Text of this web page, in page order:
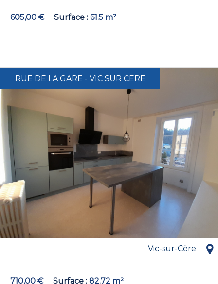
605,00 € Surface 61.5 m²
RUE DE LA GARE - VIC SUR CERE
Vic-sur-Cère
710,00 € Surface 82.72 m²